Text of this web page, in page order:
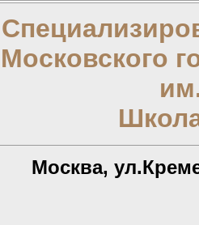
Московского
Москва,